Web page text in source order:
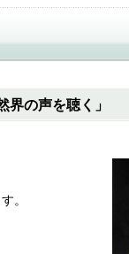
の声を聴く」
。